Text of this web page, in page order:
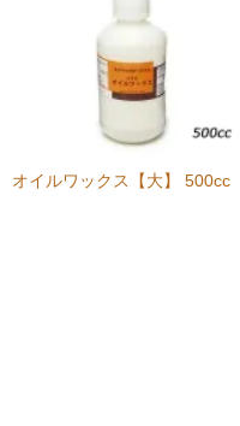
オイルワックス【大】 500cc